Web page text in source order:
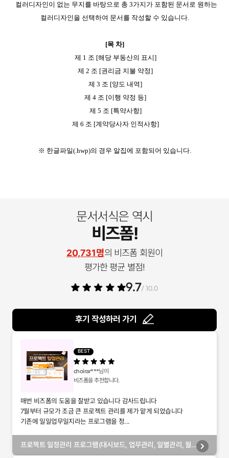
컬러디자인이 없는 무지를 바탕으로 총 3가지가 포함된 문서로 원하는
컬러디자인을 선택하여 문서를 작성할 수 있습니다.
[목 차]
제 1 조 [해당 부동산의 표시]
제 2 조 [권리금 지불 약정]
제 3 조 [양도 내역]
제 4 조 [이행 약정 등]
제 5 조 [특약사항]
제 6 조 [계약당사자 인적사항]
※ 한글파일(.hwp)의 경우 알집에 포함되어 있습니다.
문서서식은 역시
비즈폼!
20,731명의 비즈폼 회원이
평가한 평균 별점!
9.7/ 10.0
후기 작성하러 가기
BEST
choirar***님이
비즈폼을 추천합니다.
매번 비즈폼의 도움을 잘받고 있습니다 감사드립니다
7월부터 규모가 조금 큰 프로젝트 관리를 제가 맡게 되었습니다
기존에 일일업무일지라는 프로그램을 정...
프로젝트 일정관리 프로그램(대시보드, 업무관리, 일별관리, 월